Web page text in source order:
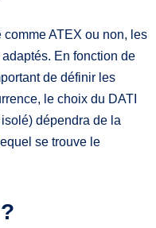
ATEX ou non, les
En fonction de
de définir les
le choix du DATI
dépendra de la
se trouve le